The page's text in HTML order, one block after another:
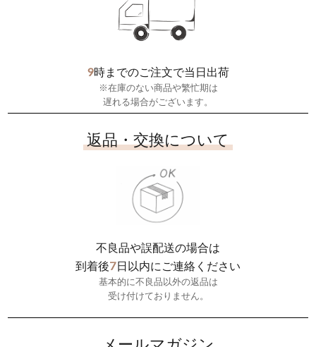
9時までのご注文で当日出荷
※在庫のない商品や繁忙期は
遅れる場合がございます。
返品・交換について
不良品や誤配送の場合は
到着後7日以内にご連絡ください
基本的に不良品以外の返品は
受け付けておりません。